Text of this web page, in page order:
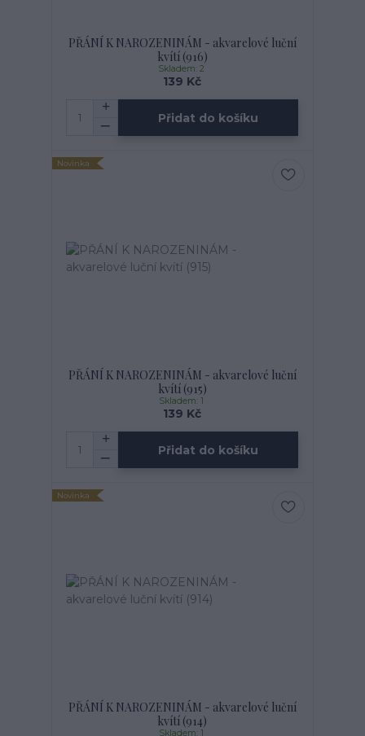
PŘÁNÍ K NAROZENINÁM - akvarelové luční
kvítí (916)
139 Kč
Skladem: 2
Přidat do košíku
Novinka
PŘÁNÍ K NAROZENINÁM - akvarelové luční
kvítí (915)
139 Kč
Skladem: 1
Přidat do košíku
Novinka
PŘÁNÍ K NAROZENINÁM - akvarelové luční
kvítí (914)
Skladem: 1